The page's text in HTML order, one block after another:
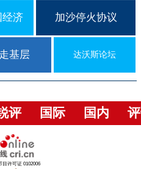
经济 加沙停火协议
基层 达沃斯论坛
评 国际 国内
目许可证 0102006